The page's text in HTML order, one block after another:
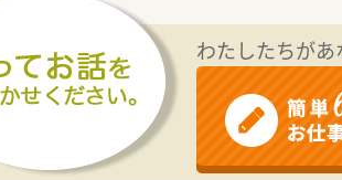
わたしたちがあ